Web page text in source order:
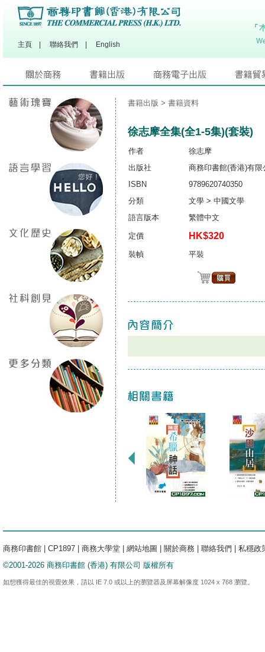
主頁 聯絡我們 English
書籍出版 > 書籍資料
徐志摩全集(全1-5集)(套裝)
作者
徐志摩
出版社
商務印書館(香港)有限
ISBN
9789620740350
分類
文學 > 中國文學
語言版本
繁體中文
定價 HK$320
裝幀 平裝
商務印書館 CP1897 商務大學堂 網站地圖 關於商務 聯絡我們
私穩政
©2001-2026 商務印書館 (香港) 有限公司 版權所有
如想獲得最佳的視覺效果，請以 IE 7.0 或以上的瀏覽器及屏幕解像度 1024 x 768 瀏覽。